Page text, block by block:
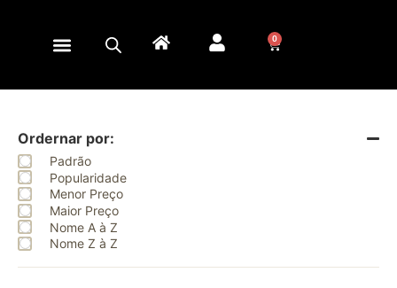
0
Ordernar por:
Padrão
Popularidade
Menor Preço
Maior Preço
Nome A à Z
Nome Z à Z